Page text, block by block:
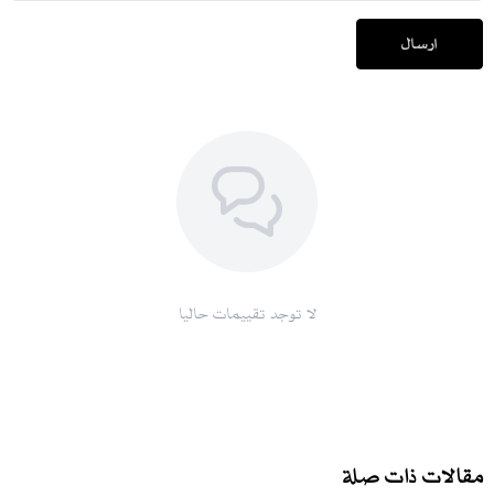
إرسال
لا توجد تقييمات حاليا
مقالات ذات صلة